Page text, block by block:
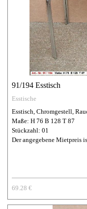
91/194 Esstisch
Esstische
Esstisch, Chromgestell,
Maße: H 76 B 128 T 87
Stückzahl: 01
Der angegebene Mietpreis
69.28 €